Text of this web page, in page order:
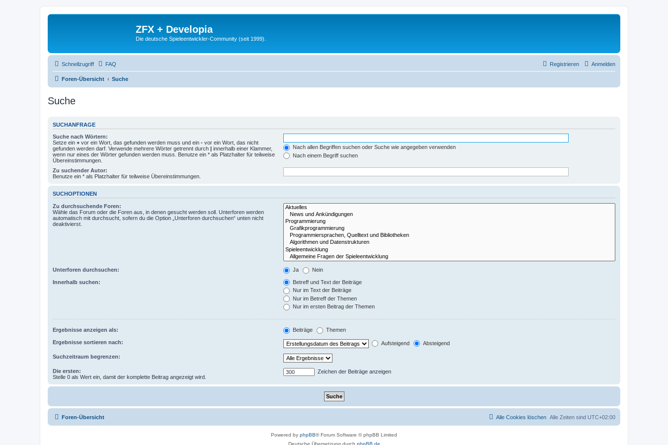
ZFX + Developia
Die deutsche Spieleentwickler-Community (seit 1999).
Schnellzugriff FAQ Anmelden
Registrieren
Foren-Übersicht Suche
Suche
SUCHANFRAGE
Suche nach Wörtern:
Setze ein + vor ein Wort, das gefunden werden muss und ein - vor ein Wort, das nicht
gefunden werden darf. Verwende mehrere Wörter getrennt durch | innerhalb einer Klammer,
wenn nur eines der Wörter gefunden werden muss. Benutze ein * als Platzhalter für teilweise
Übereinstimmungen.
Nach allen Begriffen suchen oder Suche wie angegeben verwenden
Nach einem Begriff suchen
Zu suchender Autor:
Benutze ein * als Platzhalter für teilweise Übereinstimmungen.
SUCHOPTIONEN
Zu durchsuchende Foren:
Wähle das Forum oder die Foren aus, in denen gesucht werden soll. Unterforen werden
automatisch mit durchsucht, sofern du die Option „Unterforen durchsuchen“ unten nicht
deaktivierst.
Unterforen durchsuchen: Ja Nein
Innerhalb suchen:
Betreff und Text der Beiträge
Nur im Text der Beiträge
Nur im Betreff der Themen
Nur im ersten Beitrag der Themen
Ergebnisse anzeigen als: Beiträge Themen
Ergebnisse sortieren nach: Aufsteigend Absteigend
Suchzeitraum begrenzen:
Die ersten:
Stelle 0 als Wert ein, damit der komplette Beitrag angezeigt wird.
Zeichen der Beiträge anzeigen
Foren-Übersicht Alle Zeiten sind UTC+02:00
Alle Cookies löschen
Powered by phpBB® Forum Software © phpBB Limited
Deutsche Übersetzung durch phpBB.de